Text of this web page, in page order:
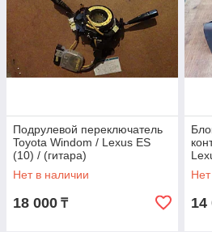
Подрулевой переключатель
Toyota Windom / Lexus ES
(10) / (гитара)
Нет в наличии
18 000 ₸ 14